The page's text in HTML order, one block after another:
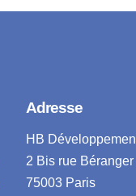
Adresse
HB
2 Bis rue Béranger
75003 Paris